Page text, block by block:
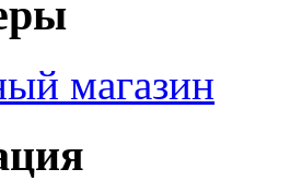
магазин